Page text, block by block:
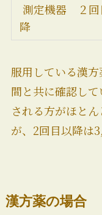
測定機器 ２回
降
服用している漢
間と共に確認し
される方がほと
が、2回目以降は
漢方薬の場合